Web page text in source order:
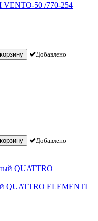
50 /770-254
Добавлено
Добавлено
QUATTRO ELEMENTI